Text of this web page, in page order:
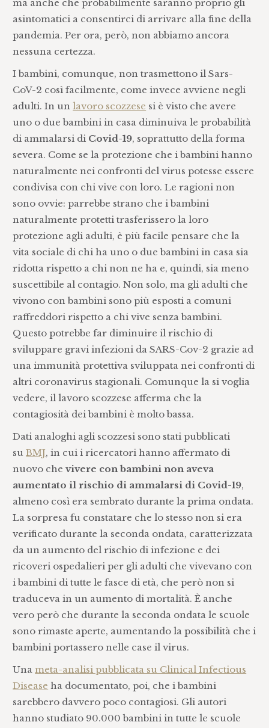
ma anche che probabilmente saranno proprio gli
asintomatici a consentirci di arrivare alla fine della
pandemia. Per ora, però, non abbiamo ancora
nessuna certezza.
I bambini, comunque, non trasmettono il Sars-
CoV-2 così facilmente, come invece avviene negli
adulti. In unlavoro scozzese si è visto che avere
uno o due bambini in casa diminuiva le probabilità
di ammalarsi di Covid-19, soprattutto della forma
severa. Come se la protezione che i bambini hanno
naturalmente nei confronti del virus potesse essere
condivisa con chi vive con loro. Le ragioni non
sono ovvie: parrebbe strano che i bambini
naturalmente protetti trasferissero la loro
protezione agli adulti, è più facile pensare che la
vita sociale di chi ha uno o due bambini in casa sia
ridotta rispetto a chi non ne ha e, quindi, sia meno
suscettibile al contagio. Non solo, ma gli adulti che
vivono con bambini sono più esposti a comuni
raffreddori rispetto a chi vive senza bambini.
Questo potrebbe far diminuire il rischio di
sviluppare gravi infezioni da SARS-Cov-2 grazie ad
una immunità protettiva sviluppata nei confronti di
altri coronavirus stagionali. Comunque la si voglia
vedere, il lavoro scozzese afferma che la
contagiosità dei bambini è molto bassa.
Dati analoghi agli scozzesi sono stati pubblicati
suBMJ, in cui i ricercatori hanno affermato di
nuovo chevivere con bambini non aveva
aumentato il rischio di ammalarsi di Covid-19,
almeno così era sembrato durante la prima ondata.
La sorpresa fu constatare che lo stesso non si era
verificato durante la seconda ondata, caratterizzata
da un aumento del rischio di infezione e dei
ricoveri ospedalieri per gli adulti che vivevano con
i bambini di tutte le fasce di età, che però non si
traduceva in un aumento di mortalità. È anche
vero però che durante la seconda ondata le scuole
sono rimaste aperte, aumentando la possibilità che i
bambini portassero nelle case il virus.
Unameta-analisi pubblicata su Clinical Infectious
Disease ha documentato, poi, che i bambini
sarebbero davvero poco contagiosi. Gli autori
hanno studiato 90.000 bambini in tutte le scuole